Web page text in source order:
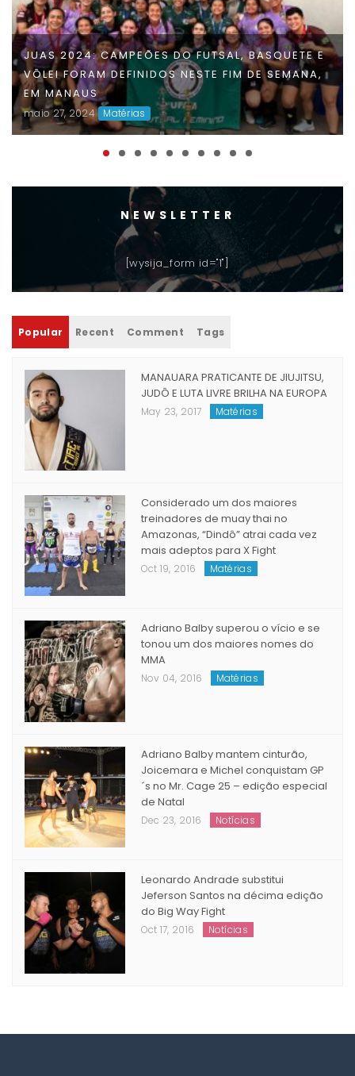
JUAS 2024: CAMPEÕES DO FUTSAL, BASQUETE E
VÔLEI FORAM DEFINIDOS NESTE FIM DE SEMANA,
EM MANAUS
maio 27, 2024 Matérias
NEWSLETTER
[wysija_form id="1"]
Popular Recent Comment Tags
MANAUARA PRATICANTE DE JIUJITSU,
JUDÔ E LUTA LIVRE BRILHA NA EUROPA
May 23, 2017 Matérias
Considerado um dos maiores
treinadores de muay thai no
Amazonas, “Dindô” atrai cada vez
mais adeptos para X Fight
Oct 19, 2016 Matérias
Adriano Balby superou o vício e se
tonou um dos maiores nomes do
MMA
Nov 04, 2016 Matérias
Adriano Balby mantem cinturão,
Joicemara e Michel conquistam GP
´s no Mr. Cage 25 – edição especial
de Natal
Dec 23, 2016 Notícias
Leonardo Andrade substitui
Jeferson Santos na décima edição
do Big Way Fight
Oct 17, 2016 Notícias